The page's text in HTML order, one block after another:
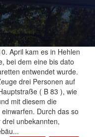
April kam es in Hehlen
bei dem eine bis dato
entwendet wurde.
drei Personen auf
( B 83 ), wie
mit diesem die
Durch das so
unbekannten,